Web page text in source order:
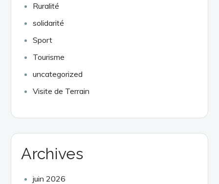
Ruralité
solidarité
Sport
Tourisme
uncategorized
Visite de Terrain
Archives
juin 2026